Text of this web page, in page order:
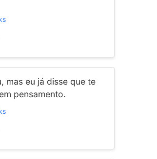
mas eu já disse que te
pensamento.